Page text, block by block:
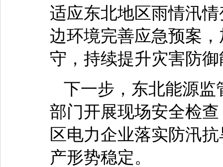
适应东北地区雨情汛
边环境完善应急预案
守，持续提升灾害防
下一步，东北能源
部门开展现场安全检
区电力企业落实防汛
产形势稳定。